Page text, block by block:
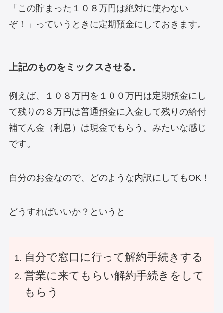
「この貯まった１０８万円は絶対に使わない
ぞ！」っていうときに定期預金にしておきます。
上記のものをミックスさせる。
例えば、１０８万円を１００万円は定期預金にし
て残りの８万円は普通預金に入金して残りの給付
補てん金（利息）は現金でもらう。みたいな感じ
です。
自分のお金なので、どのような内訳にしてもOK！
どうすればいいか？というと
自分で窓口に行って解約手続きする
営業に来てもらい解約手続きをして
もらう